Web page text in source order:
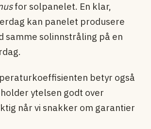
for solpanelet. En klar,
kan panelet produsere
samme solinnstråling på en
betyr også
ytelsen godt over
når vi snakker om garantier